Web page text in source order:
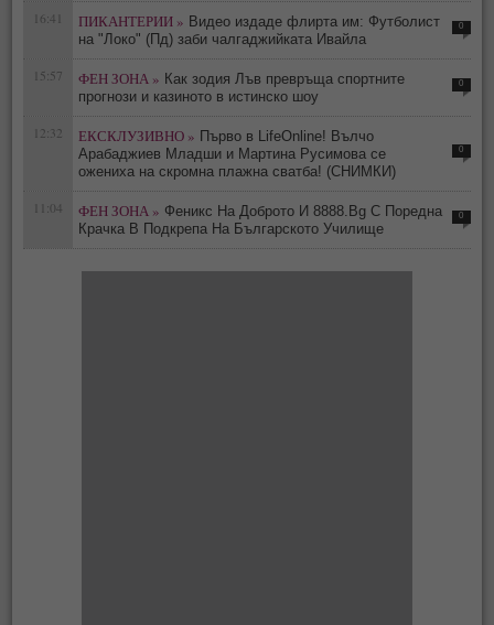
16:41 ПИКАНТЕРИИ » Видео издаде флирта им: Футболист
на "Локо" (Пд) заби чалгаджийката Ивайла
0
15:57 ФЕН ЗОНА » Как зодия Лъв превръща спортните
прогнози и казиното в истинско шоу
0
12:32 ЕКСКЛУЗИВНО » Първо в LifeOnline! Вълчо
Арабаджиев Младши и Мартина Русимова сe
oжениха на скромна плажна сватба! (СНИМКИ)
0
11:04 ФЕН ЗОНА » Феникс На Доброто И 8888.Bg С Поредна
Крачка В Подкрепа На Българското Училище
0